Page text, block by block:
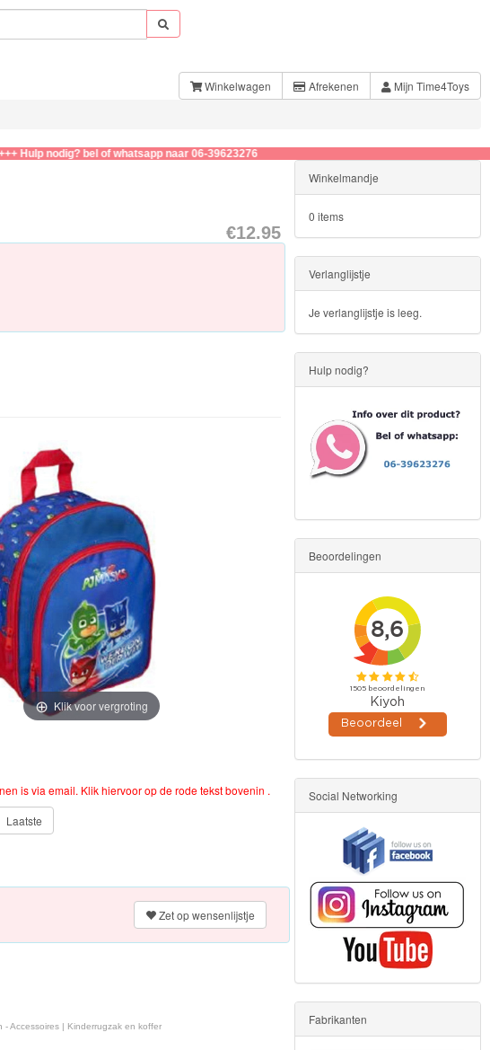
Winkelwagen Afrekenen Mijn Time4Toys
nodig? bel of whatsapp naar 06-39623276
€12.95
Klik voor vergroting
is via email. Klik hiervoor op de rode tekst bovenin .
Laatste
Zet op wensenlijstje
- Accessoires | Kinderrugzak en koffer
Winkelmandje
0 items
Verlanglijstje
Je verlanglijstje is leeg.
Hulp nodig?
Beoordelingen
Social Networking
Fabrikanten